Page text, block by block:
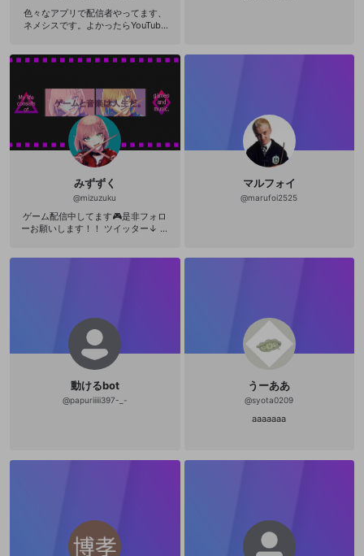
色々なアプリで配信者やってます、
ネメシスです。よかったらYouTube
dDvIQ0oxaCi-l9kAw
みずずく
@mizuzuku
ゲーム配信中してます🎮是非フォロ
ーお願いします！！ ツイッター↓ み
ましたらツイッターのDMまでお願い
しますm(_ _)m
マルフォイ
@marufoi2525
動けるbot
@papuriiiii397-_-
うーああ
@syota0209
aaaaaaa